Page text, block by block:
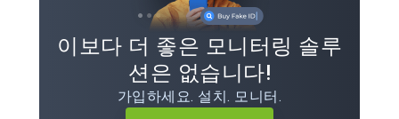
이보다 더 좋은 모니터링 솔루
션은 없습니다!
가입하세요. 설치. 모니터.